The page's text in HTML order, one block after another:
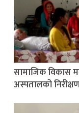
सामाजिक विकास
अस्पतालको